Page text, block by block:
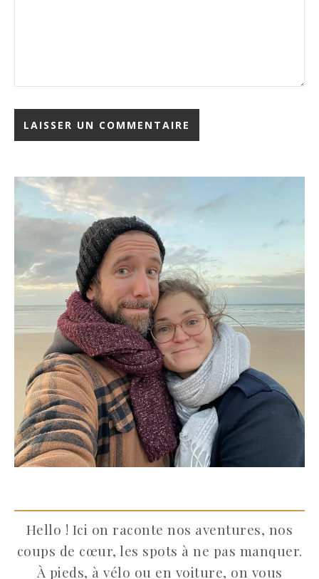
Hello ! Ici on raconte nos aventures, nos
coups de cœur, les spots à ne pas manquer.
À pieds, à vélo ou en voiture, on vous